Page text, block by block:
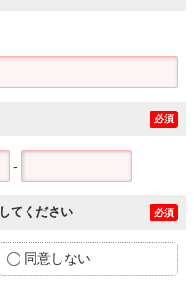
必須
-
てください 必須
同意しない